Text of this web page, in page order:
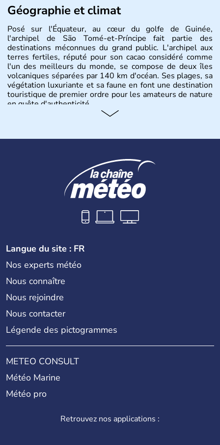
Géographie et climat
Posé sur l'Équateur, au cœur du golfe de Guinée,
l'archipel de São Tomé-et-Príncipe fait partie des
destinations méconnues du grand public. L'archipel aux
terres fertiles, réputé pour son cacao considéré comme
l'un des meilleurs du monde, se compose de deux îles
volcaniques séparées par 140 km d'océan. Ses plages, sa
végétation luxuriante et sa faune en font une destination
touristique de premier ordre pour les amateurs de nature
en quête d'authenticité.
Indépendant depuis 1975 après cinq siècles de
Príncipe, avec sa superficie totale de 1 001 km2, est l'un
des plus petits états de la planète. Le pays fut un
laboratoire de la traite négrière jusqu'en 1876, date à
laquelle l'esclavage fut aboli sur l'archipel, qui obtient son
indépendance le 12 juillet 1975. São Tomé-et-Príncipe
est aujourd'hui une république parlementaire
démocratique et pluraliste.
Langue du site : FR
Nos experts météo
Nous connaître
Nous rejoindre
Nous contacter
Légende des pictogrammes
METEO CONSULT
Météo Marine
Météo pro
Retrouvez nos applications :